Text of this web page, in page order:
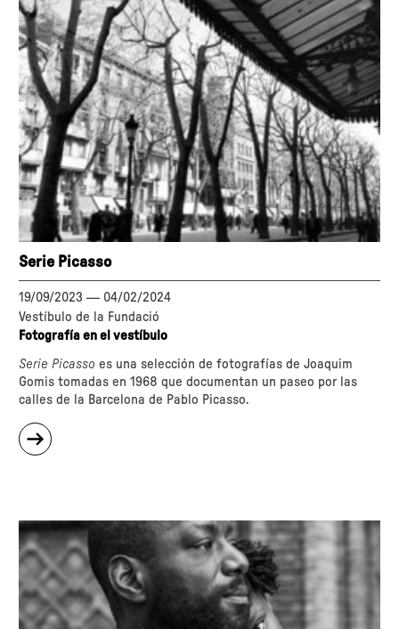
Serie Picasso
19/09/2023 — 04/02/2024
Vestíbulo de la Fundació
Fotografía en el vestíbulo
Serie Picassoes una selección de fotografías de Joaquim
Gomis tomadas en 1968 que documentan un paseo por las
calles de la Barcelona de Pablo Picasso.